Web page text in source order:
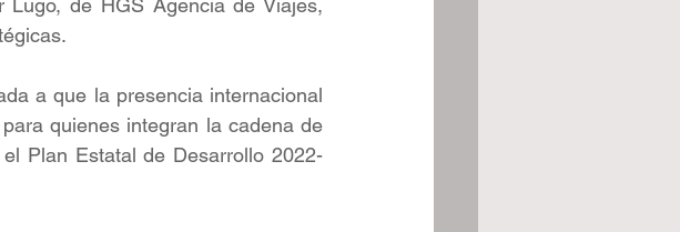
Lugo, de HGS Agencia de Viajes,
a que la presencia internacional
quienes integran la cadena de
Plan Estatal de Desarrollo 2022-